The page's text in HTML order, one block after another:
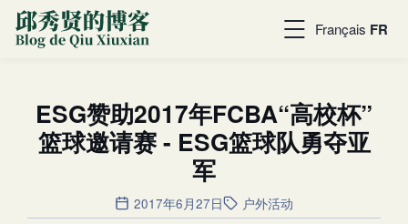
Français FR
ESG赞助2017年FCBA“高校杯”
篮球邀请赛 - ESG篮球队勇夺亚
军
2017年6月27日 户外活动